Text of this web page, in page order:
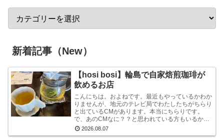
新着記事（New）
【hosi bosi】輪島で自家焙煎珈琲が
飲めるお店
こんにちは。およねです。最近もやっているかわか
りませんが、地元のテレビ局でわたしたちがちらり
と出ているCMがあります。本当にちらりです。
で、あのCMなに？？と思われている方もいるかも
しれませんが、あれは『石川県信用保証協会』とい
う、中小企業...
2026.08.07